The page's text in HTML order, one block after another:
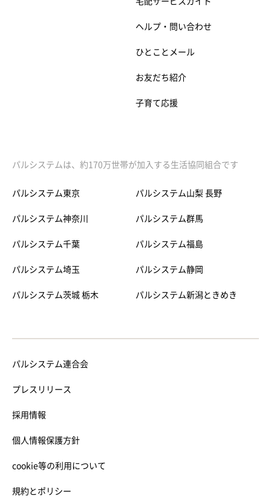
ヘルプ・問い合わせ
ひとことメール
お友だち紹介
子育て応援
パルシステムは、約170万世帯が加入する生活協同組合です
パルシステム東京
パルシステム神奈川
パルシステム千葉
パルシステム埼玉
パルシステム茨城 栃木
パルシステム山梨 長野
パルシステム群馬
パルシステム福島
パルシステム静岡
パルシステム新潟ときめき
パルシステム連合会
プレスリリース
採用情報
個人情報保護方針
cookie等の利用について
規約とポリシー